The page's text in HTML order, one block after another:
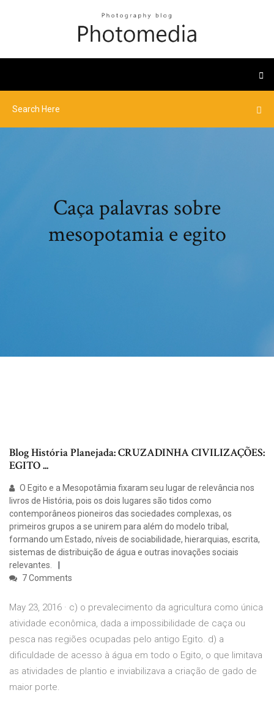
Caça palavras sobre
mesopotamia e egito
Blog História Planejada: CRUZADINHA CIVILIZAÇÕES:
EGITO ...
O Egito e a Mesopotâmia fixaram seu lugar de relevância nos
livros de História, pois os dois lugares são tidos como
contemporâneos pioneiros das sociedades complexas, os
primeiros grupos a se unirem para além do modelo tribal,
formando um Estado, níveis de sociabilidade, hierarquias, escrita,
sistemas de distribuição de água e outras inovações sociais
relevantes.
7 Comments
May 23, 2016 · c) o prevalecimento da agricultura como única
atividade econômica, dada a impossibilidade de caça ou
pesca nas regiões ocupadas pelo antigo Egito. d) a
dificuldade de acesso à água em todo o Egito, o que limitava
as atividades de plantio e inviabilizava a criação de gado de
maior porte.